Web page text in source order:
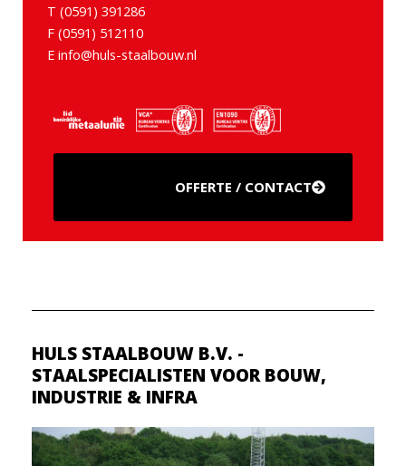
T (0591) 391286
F (0591) 512110
E info@huls-staalbouw.nl
OFFERTE / CONTACT
HULS STAALBOUW B.V. -
STAALSPECIALISTEN VOOR BOUW,
INDUSTRIE & INFRA